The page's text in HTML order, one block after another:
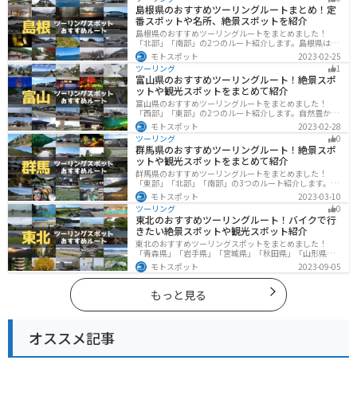
で神奈川県にツーリングに行く際は参考にしてくださ
い。
島根県のおすすめツーリングルートまとめ！定
番スポットや名所、絶景スポットを紹介
島根県のおすすめツーリングルートをまとめました！
「北部」「南部」の2つのルート紹介します。島根県は、
海と山が近く、1日で全然違う景色を堪能することができ
ます。バイクで島根県にツーリングに行く際は参考にし
てください。
モトスポット
2023-02-25
ツーリング
1
富山県のおすすめツーリングルート！絶景スポ
ットや観光スポットをまとめて紹介
富山県のおすすめツーリングルートをまとめました！
「西部」「東部」の2つのルート紹介します。自然豊かな
山と海、温泉が充実しており、美術館などもあるので、
自然を満喫するツーリングができます。バイクで富山県
にツーリングに行く際は参考にしてください。
モトスポット
2023-02-28
ツーリング
0
群馬県のおすすめツーリングルート！絶景スポ
ットや観光スポットをまとめて紹介
群馬県のおすすめツーリングルートをまとめました！
「東部」「北部」「南部」の3つのルート紹介します。草
津温泉や伊香保温泉など全国でも有名な温泉や豊かな自
然を満喫するツーリングができます。バイクで群馬県に
ツーリングに行く際は参考にしてください。
モトスポット
2023-03-10
ツーリング
0
東北のおすすめツーリングルート！バイクで行
きたい絶景スポットや観光スポット紹介
東北のおすすめツーリングスポットをまとめました！
「青森県」「岩手県」「宮城県」「秋田県」「山形県」
「福島県」の各県の観光地紹介します。自然豊かな山々
や湖、温泉地が点在し、四季折々の景色を楽しめるスポ
ットが多数あります。バイクで東北にツーリングに行く
際は参考にしてください。
モトスポット 2023-09-05
もっと見る
オススメ記事